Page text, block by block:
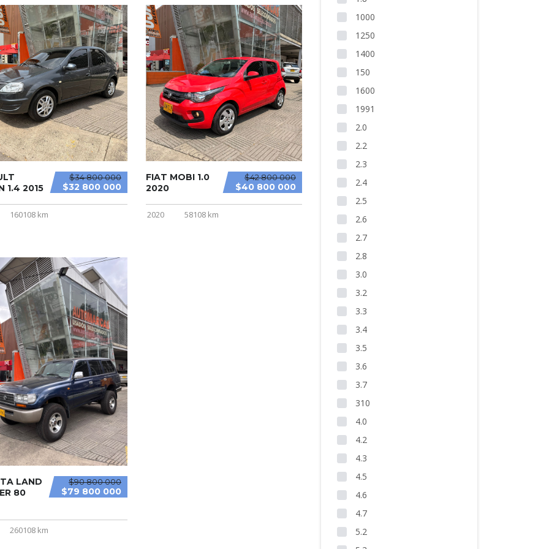
1000
1250
1400
150
1600
1991
2.0
2.2
2.3
2.4
2.5
2.6
2.7
2.8
3.0
3.2
3.3
3.4
3.5
3.6
3.7
310
4.0
4.2
4.3
4.5
4.6
4.7
5.2
$34 800 000
$32 800 000
1.4 2015
160108 km
$42 800 000
$40 800 000
FIAT MOBI 1.0
2020
2020 58108 km
$90 800 000
$79 800 000
LAND
80
260108 km